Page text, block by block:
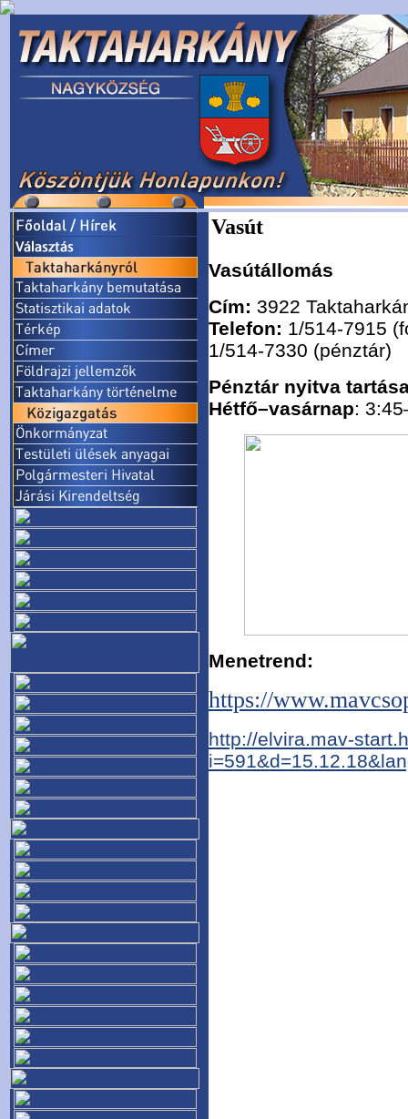
Vasút
Vasútállomás
Cím: 3922
Telefon: 1/514-7915
1/514-7330 (pénztár)
Pénztár nyitva
Hétfő–vasárnap:
Menetrend:
https://
http://elvira.mav-